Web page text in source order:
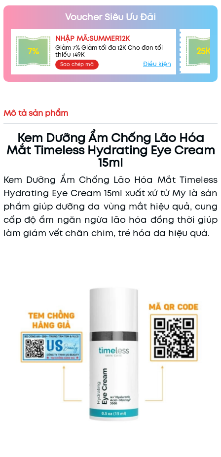
Voucher Siêu Ưu Đãi
7%
NHẬP MÃ:SUMMER12K
Giảm 7% Giảm tối đa 12K Cho đơn tối
thiểu 149K
Sao chép mã Điều kiện
25K
Mô tả sản phẩm
Kem Dưỡng Ẩm Chống Lão Hóa
Mắt Timeless Hydrating Eye Cream
15ml
Kem Dưỡng Ẩm Chống Lão Hóa Mắt Timeless
Hydrating Eye Cream 15ml xuất xứ từ Mỹ là sản
phẩm giúp dưỡng da vùng mắt hiệu quả, cung
cấp độ ẩm ngăn ngừa lão hóa đồng thời giúp
làm giảm vết chân chim, trẻ hóa da hiệu quả.